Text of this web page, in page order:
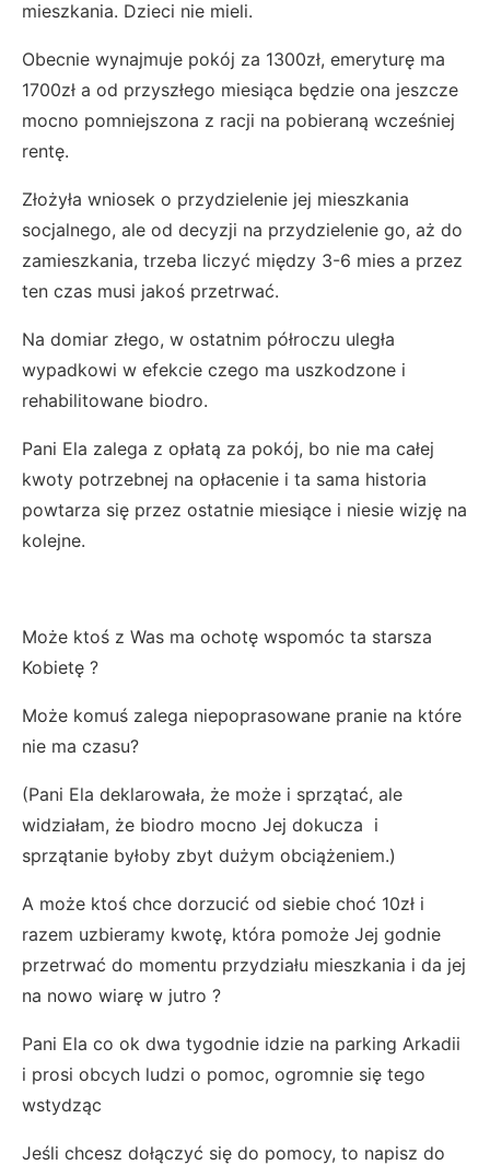
mieszkania. Dzieci nie mieli.
Obecnie wynajmuje pokój za 1300zł, emeryturę ma
1700zł a od przyszłego miesiąca będzie ona jeszcze
mocno pomniejszona z racji na pobieraną wcześniej
rentę.
Złożyła wniosek o przydzielenie jej mieszkania
socjalnego, ale od decyzji na przydzielenie go, aż do
zamieszkania, trzeba liczyć między 3-6 mies a przez
ten czas musi jakoś przetrwać.
Na domiar złego, w ostatnim półroczu uległa
wypadkowi w efekcie czego ma uszkodzone i
rehabilitowane biodro.
Pani Ela zalega z opłatą za pokój, bo nie ma całej
kwoty potrzebnej na opłacenie i ta sama historia
powtarza się przez ostatnie miesiące i niesie wizję na
kolejne.
Może ktoś z Was ma ochotę wspomóc ta starsza
Kobietę ?
Może komuś zalega niepoprasowane pranie na które
nie ma czasu?
(Pani Ela deklarowała, że może i sprzątać, ale
widziałam, że biodro mocno Jej dokucza i
sprzątanie byłoby zbyt dużym obciążeniem.)
A może ktoś chce dorzucić od siebie choć 10zł i
razem uzbieramy kwotę, która pomoże Jej godnie
przetrwać do momentu przydziału mieszkania i da jej
na nowo wiarę w jutro ?
Pani Ela co ok dwa tygodnie idzie na parking Arkadii
i prosi obcych ludzi o pomoc, ogromnie się tego
wstydząc
Jeśli chcesz dołączyć się do pomocy, to napisz do